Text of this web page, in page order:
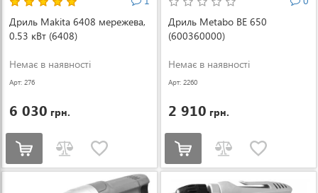
Дриль Makita 6408 мережева,
0.53 кВт (6408)
Немає в наявності
Арт: 276
6 030 грн.
Дриль Metabo BE 650
(600360000)
Немає в наявності
Арт: 2260
2 910 грн.